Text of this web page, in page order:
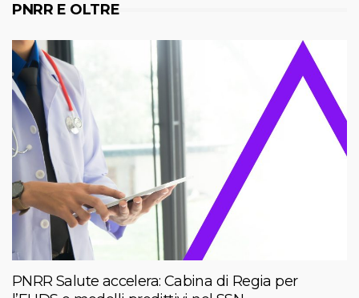
PNRR E OLTRE
PNRR Salute accelera: Cabina di Regia per